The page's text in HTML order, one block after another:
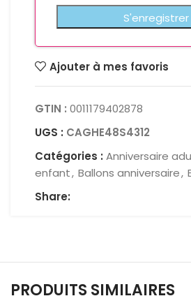
Ajouter à mes favoris
GTIN : 0011179402878
UGS : CAGHE48S4312
Catégories : Anniversaire
enfant, Ballons anniversaire,
Share:
PRODUITS SIMILAIRES